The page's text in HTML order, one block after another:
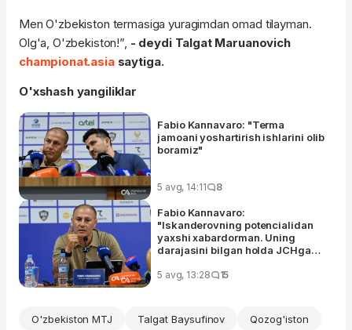
Men O'zbekiston termasiga yuragimdan omad tilayman.
Olg'a, O'zbekiston!”, - deydi Talgat Maruanovich
championat.asiasaytiga.
O'xshash yangiliklar
Fabio Kannavaro: "Terma
jamoani yoshartirish ishlarini olib
boramiz"
5 avg, 14:11 8
Fabio Kannavaro:
"Iskanderovning potencialidan
yaxshi xabardorman. Uning
darajasini bilgan holda JCHga
5 avg, 13:28 15
O'zbekiston MTJ Talgat Baysufinov
Qozog'iston